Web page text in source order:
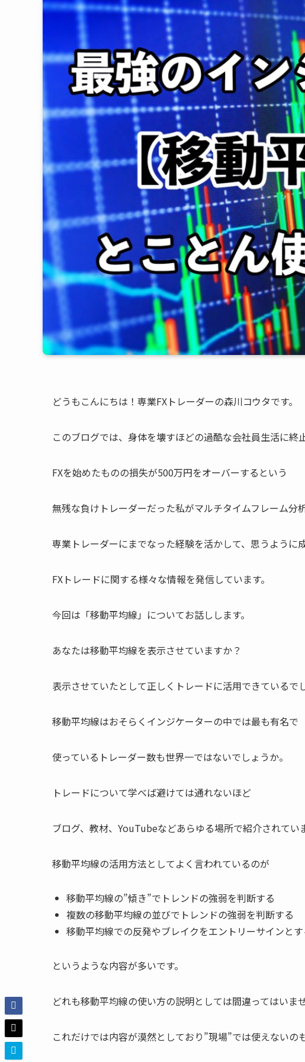
どうもこんにちは！専業FXトレーダーの森川コウタです。
このブログでは、身体を壊すほどの過酷な会社員生活に終
FXを始めたものの損失が500万円をオーバーするという
無残な負けトレーダーだった私がマルチタイムフレーム分
専業トレーダーにまでなった経験を活かして、思うように
FXトレードに関する様々な情報を発信しています。
今回は「移動平均線」についてお話しします。
あなたは移動平均線を表示させていますか？
表示させていたとして正しくトレードに活用できているで
移動平均線はおそらくインジケーターの中では最も有名で
使っているトレーダー数も世界一ではないでしょうか。
トレードについて学べば避けては通れないほど
ブログ、教材、YouTubeなどあらゆる場所で紹介されてい
移動平均線の活用方法としてよく言われているのが
移動平均線の”傾き”でトレンドの強弱を判断する
複数の移動平均線の並びでトレンドの強弱を判断する
移動平均線での反発やブレイクをエントリーサインとす
というような内容が多いです。
どれも移動平均線の使い方の説明としては間違ってはいま
これだけでは内容が漠然としており”現場”では使えないの